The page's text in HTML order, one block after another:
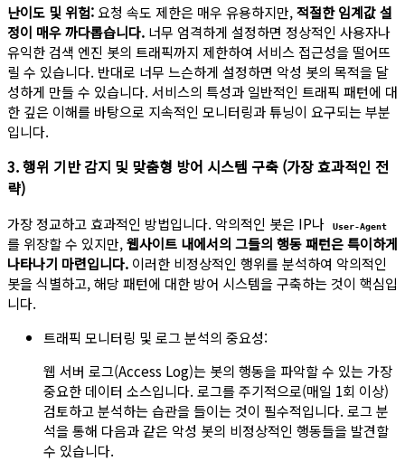
난이도 및 위험:요청 속도 제한은 매우 유용하지만,적절한 임계값 설
정이 매우 까다롭습니다. 너무 엄격하게 설정하면 정상적인 사용자나
유익한 검색 엔진 봇의 트래픽까지 제한하여 서비스 접근성을 떨어뜨
릴 수 있습니다. 반대로 너무 느슨하게 설정하면 악성 봇의 목적을 달
성하게 만들 수 있습니다. 서비스의 특성과 일반적인 트래픽 패턴에 대
한 깊은 이해를 바탕으로 지속적인 모니터링과 튜닝이 요구되는 부분
입니다.
3. 행위 기반 감지 및 맞춤형 방어 시스템 구축 (가장 효과적인 전
략)
가장 정교하고 효과적인 방법입니다. 악의적인 봇은 IP나 User-Agent
를 위장할 수 있지만,웹사이트 내에서의 그들의 행동 패턴은 특이하게
나타나기 마련입니다. 이러한 비정상적인 행위를 분석하여 악의적인
봇을 식별하고, 해당 패턴에 대한 방어 시스템을 구축하는 것이 핵심입
니다.
트래픽 모니터링 및 로그 분석의 중요성:
웹 서버 로그(Access Log)는 봇의 행동을 파악할 수 있는 가장
중요한 데이터 소스입니다. 로그를 주기적으로(매일 1회 이상)
검토하고 분석하는 습관을 들이는 것이 필수적입니다. 로그 분
석을 통해 다음과 같은 악성 봇의 비정상적인 행동들을 발견할
수 있습니다.